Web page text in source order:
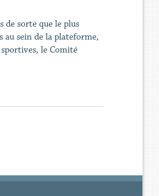
de sorte que le plus
au sein de la plateforme,
le Comité